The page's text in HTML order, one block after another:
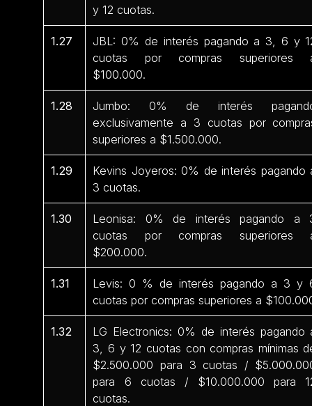
y 12 cuotas.
1.27
JBL: 0% de interés pagando a 3, 6 y
cuotas por compras superiores
$100.000.
1.28
Jumbo: 0% de interés
exclusivamente a 3 cuotas por
superiores a $1.500.000.
1.29
Kevins Joyeros: 0% de interés pagando
3 cuotas.
1.30
Leonisa: 0% de interés pagando a
cuotas por compras superiores
$200.000.
1.31
Levis: 0 % de interés pagando a 3 y
cuotas por compras superiores a
1.32
LG Electronics: 0% de interés pagando
3, 6 y 12 cuotas con compras mínimas
$2.500.000 para 3 cuotas /
para 6 cuotas / $10.000.000 para
cuotas.